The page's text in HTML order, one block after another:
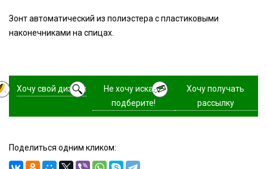
Зонт автоматический из полиэстера с пластиковыми
наконечниками на спицах.
Хочу свой дизайн
Не хочу искать,
подберите!
Хочу получать
рассылку
Поделиться одним кликом: